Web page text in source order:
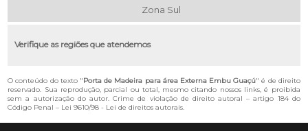
Zona Sul
Verifique as regiões que atendemos
O conteúdo do texto "Porta de Madeira para área Externa Embu Guaçú" é de direito
reservado. Sua reprodução, parcial ou total, mesmo citando nossos links, é proibida
sem a autorização do autor. Crime de violação de direito autoral – artigo 184 do
Código Penal – Lei 9610/98 - Lei de direitos autorais.